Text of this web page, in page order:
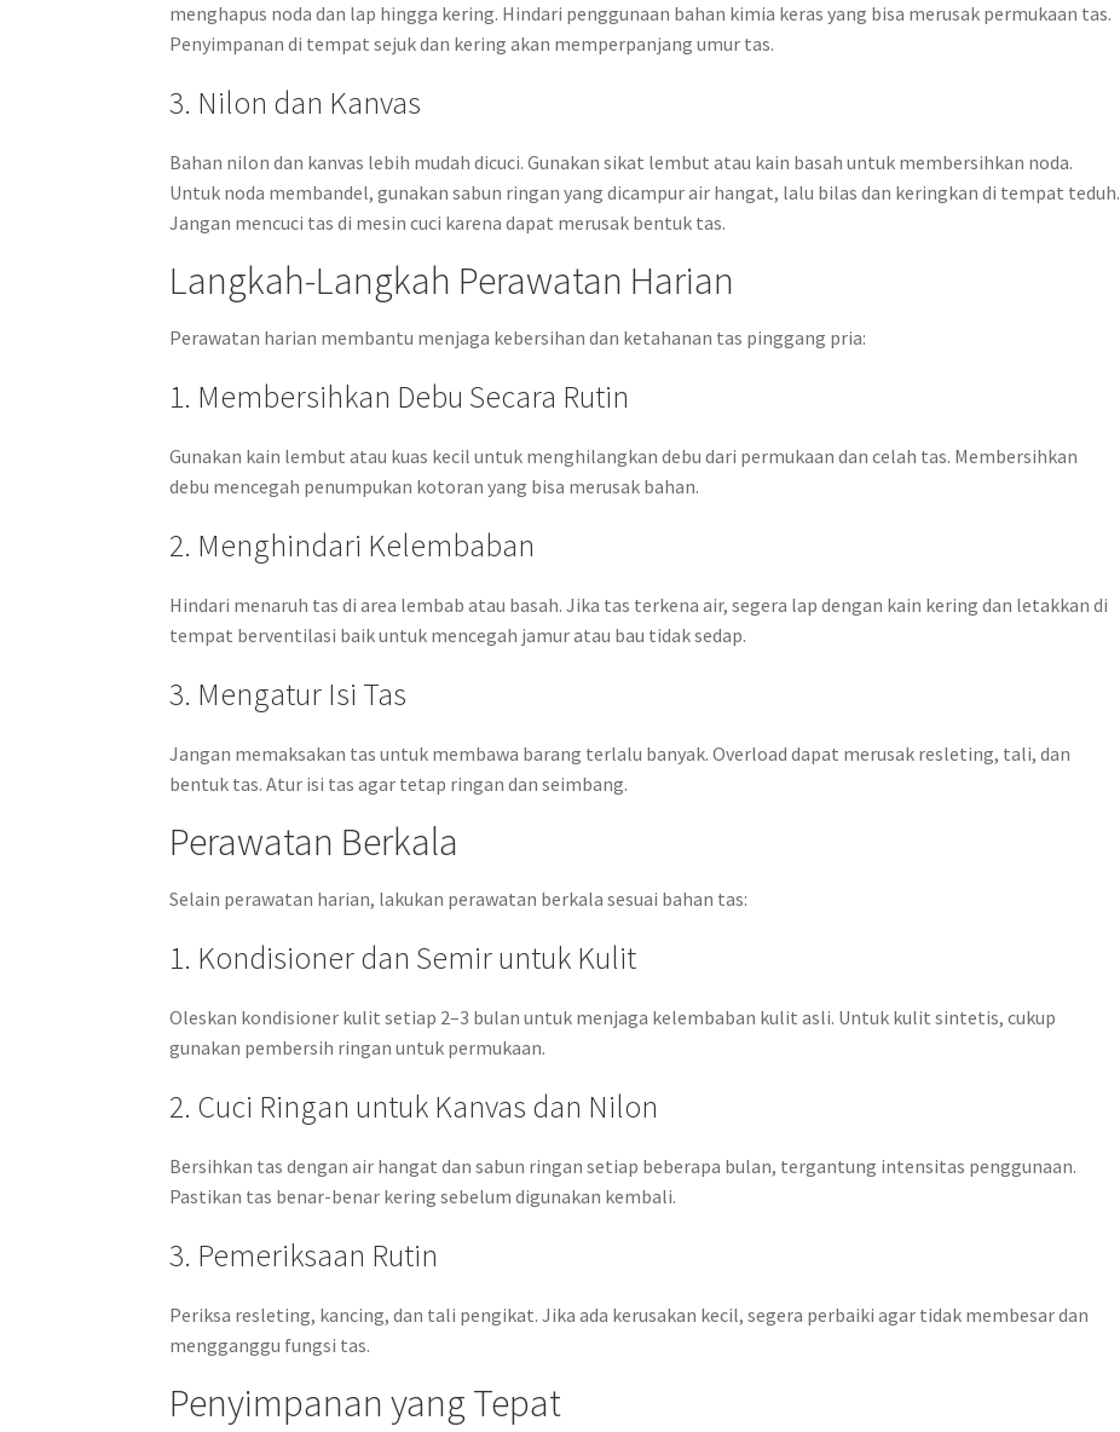
menghapus noda dan lap hingga kering. Hindari penggunaan bahan kimia keras yang bisa merusak permukaan tas.
Penyimpanan di tempat sejuk dan kering akan memperpanjang umur tas.
3. Nilon dan Kanvas
Bahan nilon dan kanvas lebih mudah dicuci. Gunakan sikat lembut atau kain basah untuk membersihkan noda.
Untuk noda membandel, gunakan sabun ringan yang dicampur air hangat, lalu bilas dan keringkan di tempat teduh.
Jangan mencuci tas di mesin cuci karena dapat merusak bentuk tas.
Langkah-Langkah Perawatan Harian
Perawatan harian membantu menjaga kebersihan dan ketahanan tas pinggang pria:
1. Membersihkan Debu Secara Rutin
Gunakan kain lembut atau kuas kecil untuk menghilangkan debu dari permukaan dan celah tas. Membersihkan
debu mencegah penumpukan kotoran yang bisa merusak bahan.
2. Menghindari Kelembaban
Hindari menaruh tas di area lembab atau basah. Jika tas terkena air, segera lap dengan kain kering dan letakkan di
tempat berventilasi baik untuk mencegah jamur atau bau tidak sedap.
3. Mengatur Isi Tas
Jangan memaksakan tas untuk membawa barang terlalu banyak. Overload dapat merusak resleting, tali, dan
bentuk tas. Atur isi tas agar tetap ringan dan seimbang.
Perawatan Berkala
Selain perawatan harian, lakukan perawatan berkala sesuai bahan tas:
1. Kondisioner dan Semir untuk Kulit
Oleskan kondisioner kulit setiap 2–3 bulan untuk menjaga kelembaban kulit asli. Untuk kulit sintetis, cukup
gunakan pembersih ringan untuk permukaan.
2. Cuci Ringan untuk Kanvas dan Nilon
Bersihkan tas dengan air hangat dan sabun ringan setiap beberapa bulan, tergantung intensitas penggunaan.
Pastikan tas benar-benar kering sebelum digunakan kembali.
3. Pemeriksaan Rutin
Periksa resleting, kancing, dan tali pengikat. Jika ada kerusakan kecil, segera perbaiki agar tidak membesar dan
mengganggu fungsi tas.
Penyimpanan yang Tepat